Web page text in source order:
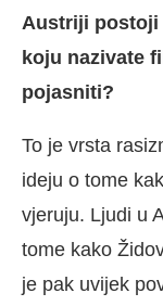
Austriji postoji
koju nazivate
pojasniti?
To je vrsta
ideju o tome
vjeruju. Ljudi u
tome kako
je pak uvijek